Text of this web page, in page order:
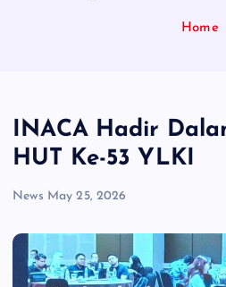
Home
INACA Hadir
HUT Ke-53 YLKI
News May 25, 2026